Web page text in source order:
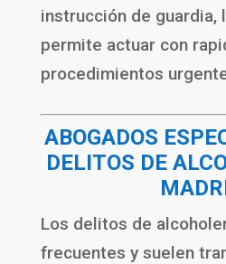
instrucción de guardia,
permite actuar con
procedimientos
ABOGADOS
DELITOS DE
Los delitos de
frecuentes y suelen